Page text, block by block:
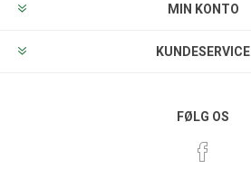
MIN KONTO
KUNDESERVICE
FØLG OS